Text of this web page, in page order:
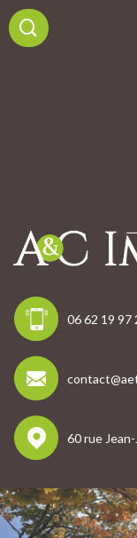
06 62 19 97
60 rue